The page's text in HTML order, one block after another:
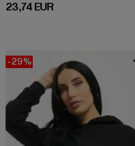
23,74 EUR
Derzeitiger Preis: 23,74 EUR
-29%